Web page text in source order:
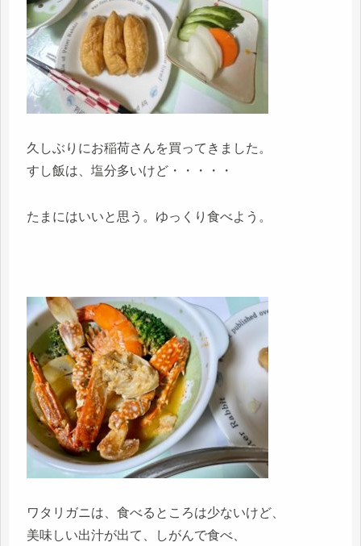
久しぶりにお稲荷さんを買ってきました。
すし飯は、塩分多いけど・・・・・
たまにはいいと思う。ゆっくり食べよう。
ワタリガニは、食べるところは少ないけど、
美味しい出汁が出て、しがんで食べ、